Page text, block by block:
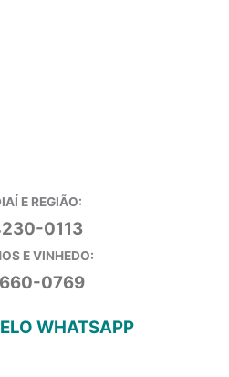
E REGIÃO:
0113
E VINHEDO:
0769
WHATSAPP